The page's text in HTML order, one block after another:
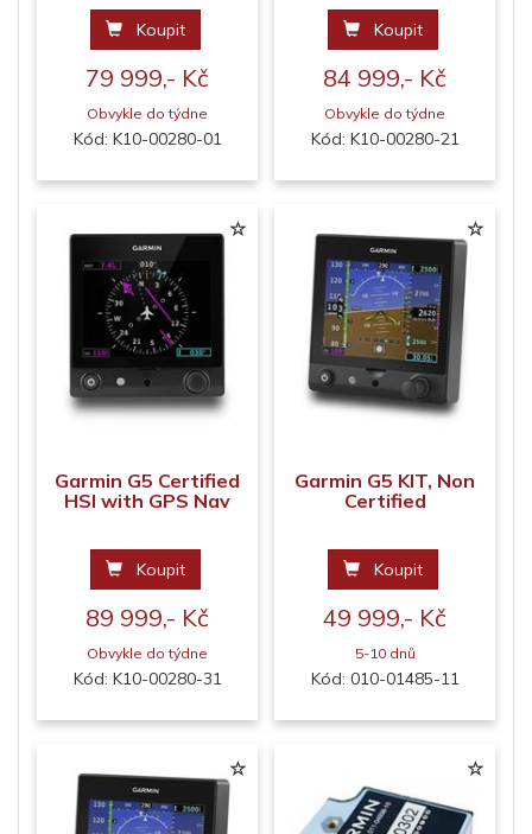
Koupit
79 999,- Kč
Obvykle do týdne
Kód: K10-00280-01
Koupit
84 999,- Kč
Obvykle do týdne
Kód: K10-00280-21
Garmin G5 Certified
HSI with GPS Nav
Koupit
89 999,- Kč
Obvykle do týdne
Kód: K10-00280-31
Garmin G5 KIT, Non
Certified
Koupit
49 999,- Kč
5-10 dnů
Kód: 010-01485-11